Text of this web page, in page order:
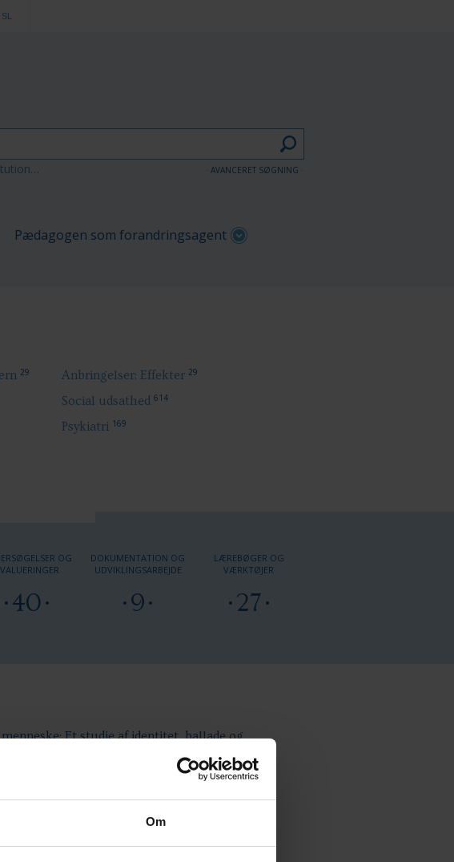
Om
AVANCERET SØGNING
Pædagogen som forandringsagent
29 Anbringelser: Effekter 29
Social udsathed 614
Psykiatri 169
OG
40
DOKUMENTATION OG
UDVIKLINGSARBEJDE
9
LÆREBØGER OG
VÆRKTØJER
27
Et studie af identitet, ballade og
minoritetsbørn i en dansk folkeskole - ph.d.-